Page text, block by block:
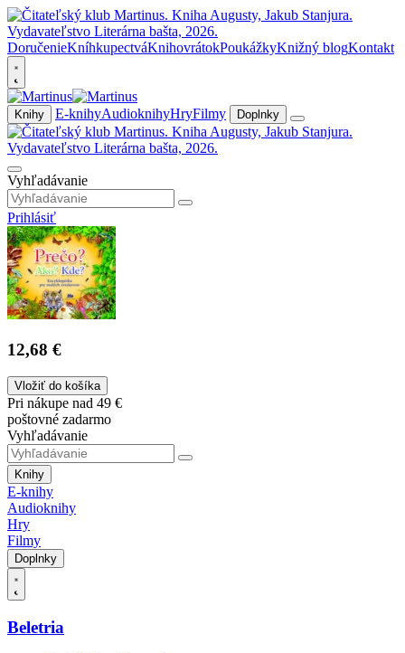
DoručenieKníhkupectváKnihovrátokPoukážkyKnižný blogKontakt
Knihy E-knihyAudioknihyHryFilmy Doplnky
Vyhľadávanie
Prihlásiť
12,68 €
Vložiť do košíka
Pri nákupe nad 49 €
poštovné zadarmo
Vyhľadávanie
Knihy
E-knihy
Audioknihy
Hry
Filmy
Doplnky
Beletria